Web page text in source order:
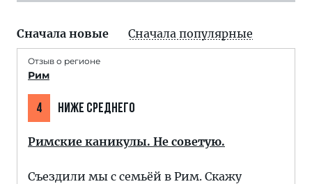
Сначала новые Сначала популярные
Отзыв о регионе
Рим
4 НИЖЕ СРЕДНЕГО
Римские каникулы. Не советую.
Съездили мы с семьёй в Рим. Скажу